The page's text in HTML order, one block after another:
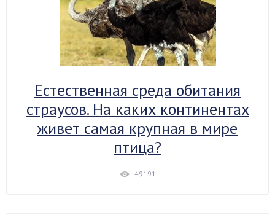
Естественная среда обитания
страусов. На каких континентах
живет самая крупная в мире
птица?
49191